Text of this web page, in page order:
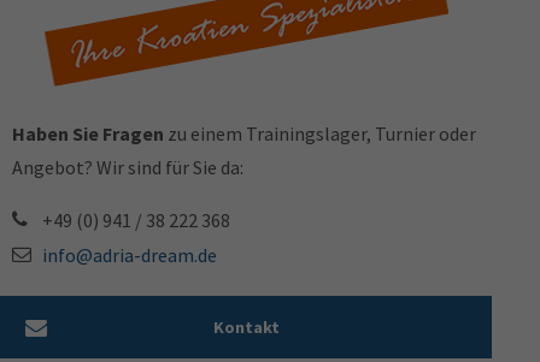
Haben Sie Fragen zu einem Trainingslager, Turnier oder
Angebot? Wir sind für Sie da:
+49 (0) 941 / 38 222 368
info@adria-dream.de
Kontakt